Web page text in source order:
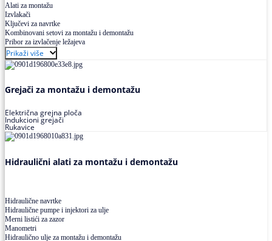
Alati za montažu
Izvlakači
Ključevi za navrtke
Kombinovani setovi za montažu i demontažu
Pribor za izvlačenje ležajeva
Prikaži više
Grejači za montažu i demontažu
Električna grejna ploča
Indukcioni grejači
Rukavice
Hidraulični alati za montažu i demontažu
Hidraulične navrtke
Hidraulične pumpe i injektori za ulje
Merni listići za zazor
Manometri
Hidraulično ulje za montažu i demontažu